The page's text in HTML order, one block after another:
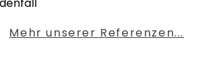
Mehr unserer Referenzen...